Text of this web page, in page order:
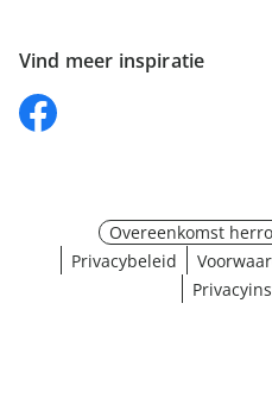
Vind meer inspiratie
Overeenkomst
Privacybeleid